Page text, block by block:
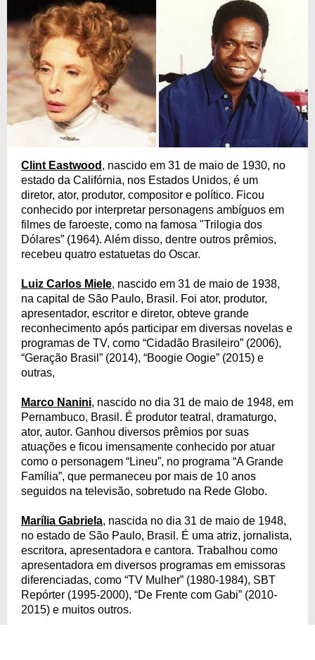
Clint Eastwood , nascido em 31 de maio de 1930, no
estado da Califórnia, nos Estados Unidos, é um
diretor, ator, produtor, compositor e político. Ficou
conhecido por interpretar personagens ambíguos em
filmes de faroeste, como na famosa "Trilogia dos
Dólares” (1964). Além disso, dentre outros prêmios,
recebeu quatro estatuetas do Oscar.
Luiz Carlos Miele, nascido em 31 de maio de 1938,
na capital de São Paulo, Brasil. Foi ator, produtor,
apresentador, escritor e diretor, obteve grande
reconhecimento após participar em diversas novelas e
programas de TV, como “Cidadão Brasileiro” (2006),
“Geração Brasil” (2014), “Boogie Oogie” (2015) e
outras,
Marco Nanini, nascido no dia 31 de maio de 1948, em
Pernambuco, Brasil. É produtor teatral, dramaturgo,
ator, autor. Ganhou diversos prêmios por suas
atuações e ficou imensamente conhecido por atuar
como o personagem “Lineu”, no programa “A Grande
Família”, que permaneceu por mais de 10 anos
seguidos na televisão, sobretudo na Rede Globo.
Marília Gabriela, nascida no dia 31 de maio de 1948,
no estado de São Paulo, Brasil. É uma atriz, jornalista,
escritora, apresentadora e cantora. Trabalhou como
apresentadora em diversos programas em emissoras
diferenciadas, como “TV Mulher” (1980-1984), SBT
Repórter (1995-2000), “De Frente com Gabi” (2010-
2015) e muitos outros.